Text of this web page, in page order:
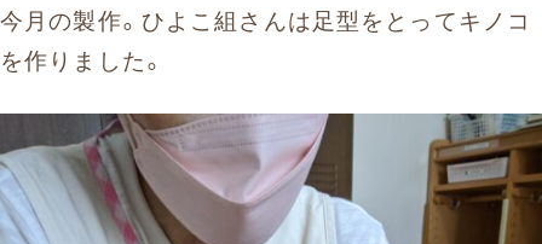
今月の製作。ひよこ組さんは足型をとってキノコ
を作りました。